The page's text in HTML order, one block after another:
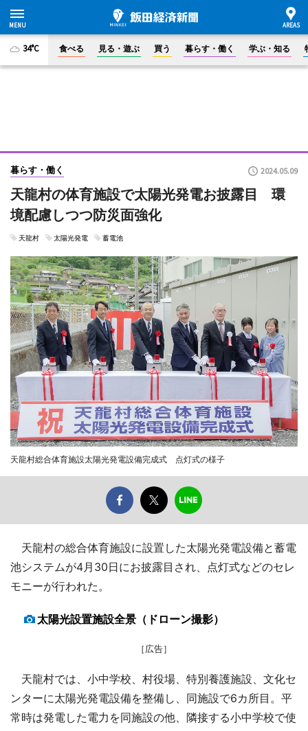
34°C 食べる 見る・遊ぶ 買う 暮らす・働く 学ぶ・知る
暮らす・働く 2024.05.09
天龍村の体育施設で太陽光発電お披露目 環
境配慮しつつ防災面強化
天龍村 太陽光発電 蓄電池
天龍村総合体育施設太陽光発電設備完成式 点灯式の様子
天龍村の総合体育施設に設置した太陽光発電設備と蓄電
池システムが4月30日にお披露目され、点灯式などのセレ
モニーが行われた。
太陽光設置施設全景（ドローン撮影）
［広告］
天龍村では、小中学校、村役場、特別養護施設、文化セ
ンターに太陽光発電設備を整備し、同施設で6カ所目。平
常時は発電した電力を同施設の他、隣接する小中学校で使